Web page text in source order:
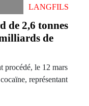
LANGFILS
de 2,6 tonnes
de
procédé, le 12 mars
représentant